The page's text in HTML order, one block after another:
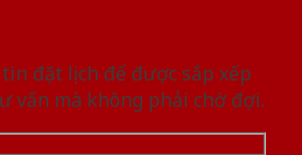
đặt lịch để được sắp xếp
vấn mà không phải chờ đợi.